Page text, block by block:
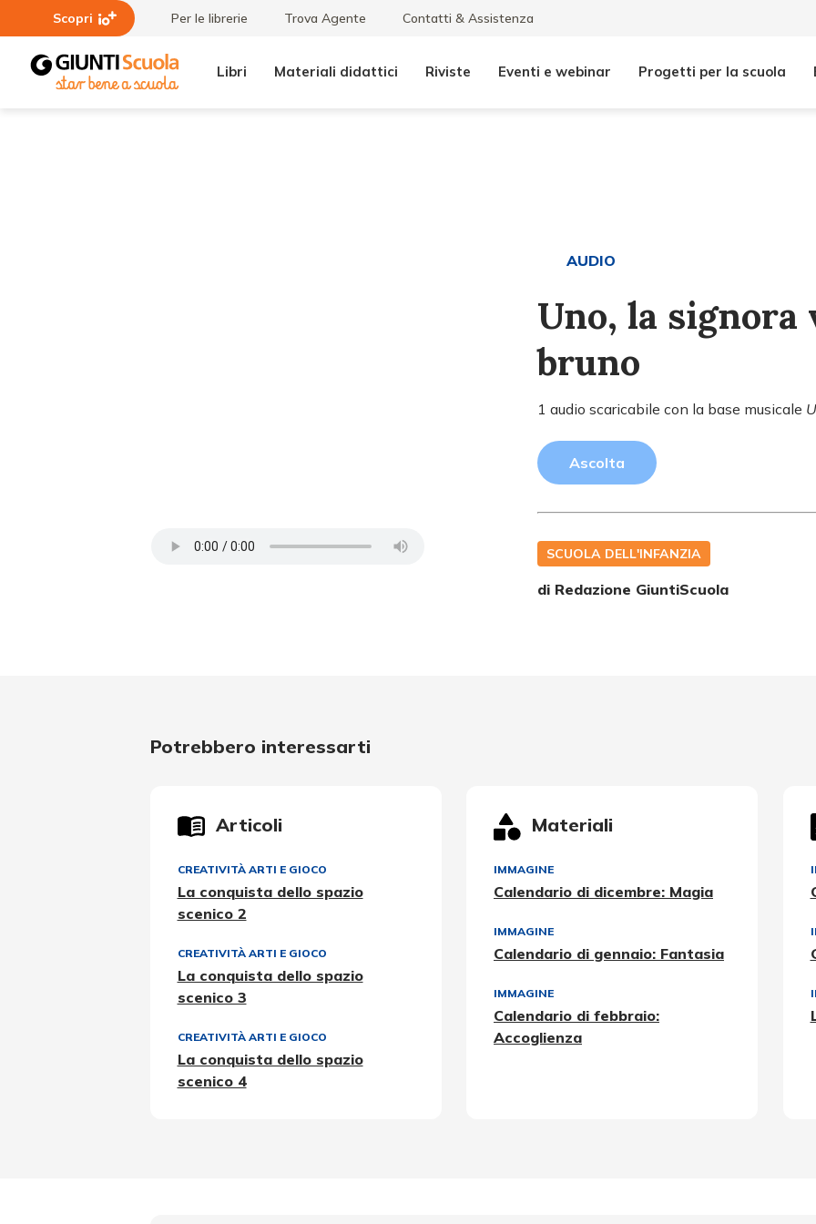
Scopri Per le librerie Trova Agente Contatti & Assistenza
Libri Materiali didattici Riviste Eventi e webinar Progetti per la scuola
AUDIO
Uno, la signora
bruno
1 audio scaricabile con la base musicale
Ascolta
SCUOLA DELL'INFANZIA
di Redazione GiuntiScuola
Potrebbero interessarti
Articoli
CREATIVITÀ ARTI E GIOCO
La conquista dello spazio
scenico 2
CREATIVITÀ ARTI E GIOCO
La conquista dello spazio
scenico 3
CREATIVITÀ ARTI E GIOCO
La conquista dello spazio
scenico 4
Materiali
IMMAGINE
Calendario di dicembre: Magia
IMMAGINE
Calendario di gennaio: Fantasia
IMMAGINE
Calendario di febbraio:
Accoglienza